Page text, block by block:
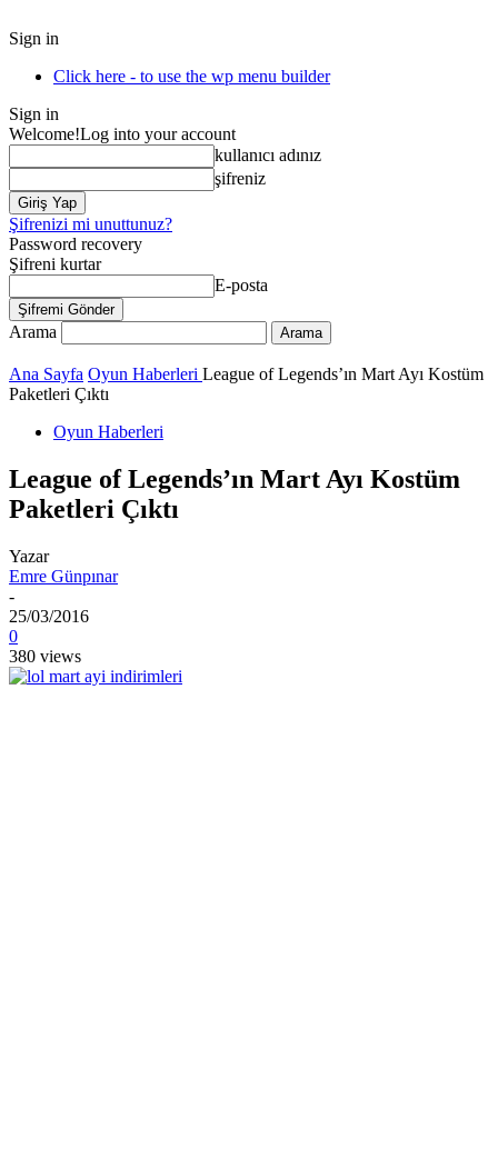
Sign in
Click here - to use the wp menu builder
Sign in
Welcome!Log into your account
kullanıcı adınız
şifreniz
Şifrenizi mi unuttunuz?
Password recovery
Şifreni kurtar
E-posta
Arama
Ana Sayfa Oyun Haberleri League of Legends’ın Mart Ayı Kostüm
Paketleri Çıktı
Oyun Haberleri
League of Legends’ın Mart Ayı Kostüm
Paketleri Çıktı
Yazar
Emre Günpınar
-
25/03/2016
0
380 views